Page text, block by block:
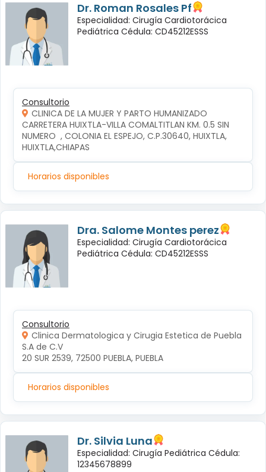
Dr. Roman Rosales Pf
Especialidad: Cirugía Cardiotorácica
Pediátrica Cédula: CD45212ESSS
Consultorio
CLINICA DE LA MUJER Y PARTO HUMANIZADO
CARRETERA HUIXTLA-VILLA COMALTITLAN KM. 0.5 SIN
NUMERO  , COLONIA EL ESPEJO, C.P.30640, HUIXTLA,
HUIXTLA,CHIAPAS
Horarios disponibles
Dra. Salome Montes perez
Especialidad: Cirugía Cardiotorácica
Pediátrica Cédula: CD45212ESSS
Consultorio
Clinica Dermatologica y Cirugia Estetica de Puebla
S.A de C.V
20 SUR 2539, 72500 PUEBLA, PUEBLA
Horarios disponibles
Dr. Silvia Luna
Especialidad: Cirugía Pediátrica Cédula:
12345678899